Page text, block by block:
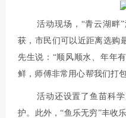
活动现场，“青云湖畔
获，市民们可以近距离选购
先生说：“顺风顺水、年年
鲜，师傅非常用心帮我们打
活动还设置了鱼苗科
护。此外，“鱼乐无穷”丰收